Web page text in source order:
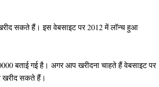
सकते हैं। इस वेबसाइट पर 2012 में लॉन्च हुआ
बताई गई है। अगर आप खरीदना चाहते हैं वेबसाइट पर
खरीद सकते हैं।